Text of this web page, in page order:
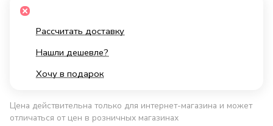
Рассчитать доставку
Нашли дешевле?
Хочу в подарок
Цена действительна только для интернет-магазина и может
отличаться от цен в розничных магазинах